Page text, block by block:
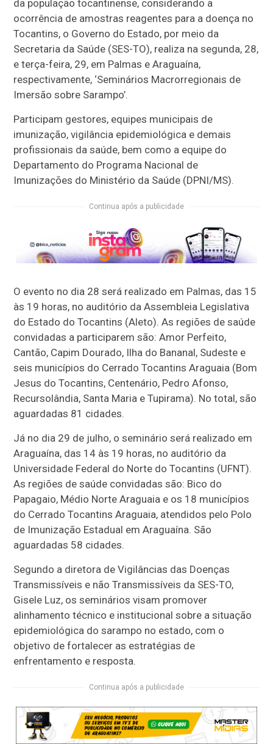
da população tocantinense, considerando a
ocorrência de amostras reagentes para a doença no
Tocantins, o Governo do Estado, por meio da
Secretaria da Saúde (SES-TO), realiza na segunda, 28,
e terça-feira, 29, em Palmas e Araguaína,
respectivamente, ‘Seminários Macrorregionais de
Imersão sobre Sarampo’.
Participam gestores, equipes municipais de
imunização, vigilância epidemiológica e demais
profissionais da saúde, bem como a equipe do
Departamento do Programa Nacional de
Imunizações do Ministério da Saúde (DPNI/MS).
Continua após a publicidade
O evento no dia 28 será realizado em Palmas, das 15
às 19 horas, no auditório da Assembleia Legislativa
do Estado do Tocantins (Aleto). As regiões de saúde
convidadas a participarem são: Amor Perfeito,
Cantão, Capim Dourado, Ilha do Bananal, Sudeste e
seis municípios do Cerrado Tocantins Araguaia (Bom
Jesus do Tocantins, Centenário, Pedro Afonso,
Recursolândia, Santa Maria e Tupirama). No total, são
aguardadas 81 cidades.
Já no dia 29 de julho, o seminário será realizado em
Araguaína, das 14 às 19 horas, no auditório da
Universidade Federal do Norte do Tocantins (UFNT).
As regiões de saúde convidadas são: Bico do
Papagaio, Médio Norte Araguaia e os 18 municípios
do Cerrado Tocantins Araguaia, atendidos pelo Polo
de Imunização Estadual em Araguaína. São
aguardadas 58 cidades.
Segundo a diretora de Vigilâncias das Doenças
Transmissíveis e não Transmissíveis da SES-TO,
Gisele Luz, os seminários visam promover
alinhamento técnico e institucional sobre a situação
epidemiológica do sarampo no estado, com o
objetivo de fortalecer as estratégias de
enfrentamento e resposta.
Continua após a publicidade